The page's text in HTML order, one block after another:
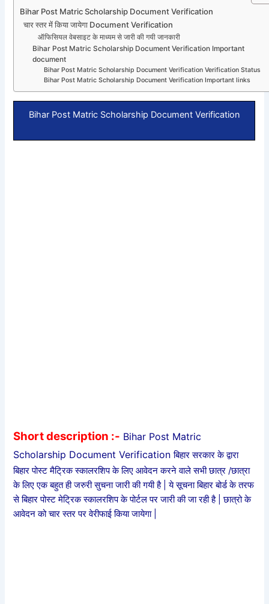
Bihar Post Matric Scholarship Document Verification
चार स्तर में किया जायेगा Document Verification
ऑफिसियल वेबसाइट के माध्यम से जारी की गयी जानकारी
Bihar Post Matric Scholarship Document Verification Important
document
Bihar Post Matric Scholarship Document Verification Verification Status
Bihar Post Matric Scholarship Document Verification Important links
Bihar Post Matric Scholarship Document Verification
Short description :- Bihar Post Matric
Scholarship Document Verificationबिहार सरकार के द्वारा
बिहार पोस्ट मैट्रिक स्कालरशिप के लिए आवेदन करने वाले सभी छात्र /छात्रा
के लिए एक बहुत ही जरुरी सुचना जारी की गयी है | ये सूचना बिहार बोर्ड के तरफ
से बिहार पोस्ट मेट्रिक स्कालरशिप के पोर्टल पर जारी की जा रही है | छात्रो के
आवेदन को चार स्तर पर वेरीफाई किया जायेगा |